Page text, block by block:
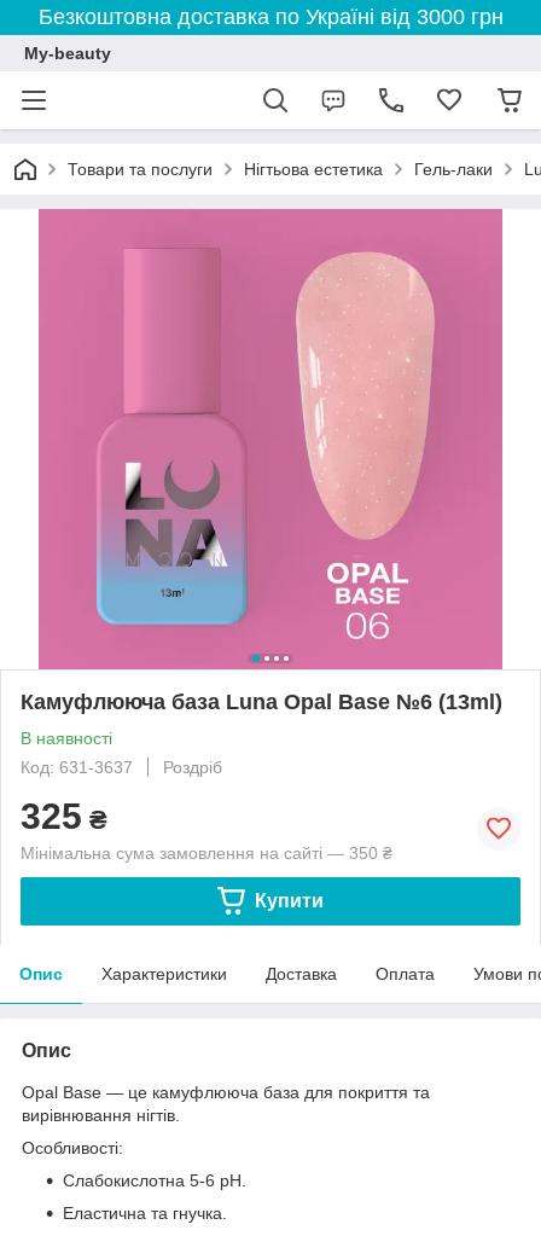
Безкоштовна доставка по Україні від 3000 грн
My-beauty
Товари та послуги Нігтьова естетика Гель-лаки
Камуфлююча база Luna Opal Base №6 (13ml)
В наявності
Код: 631-3637
Роздріб
325 ₴
Мінімальна сума замовлення на сайті — 350 ₴
Купити
Опис Характеристики Доставка Оплата Умови
Опис
Opal Base — це камуфлююча база для покриття та
вирівнювання нігтів.
Оcобливості:
Слабокислотна 5-6 pH.
Еластична та гнучка.